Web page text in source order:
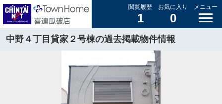
閲覧履歴
1
お気に入り
0
メニュー
中野４丁目貸家２号棟の過去掲載物件情報